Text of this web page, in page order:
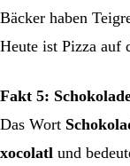
Bäcker haben
Heute ist Pizza auf
Fakt 5:
Das Wort
xocolatl und